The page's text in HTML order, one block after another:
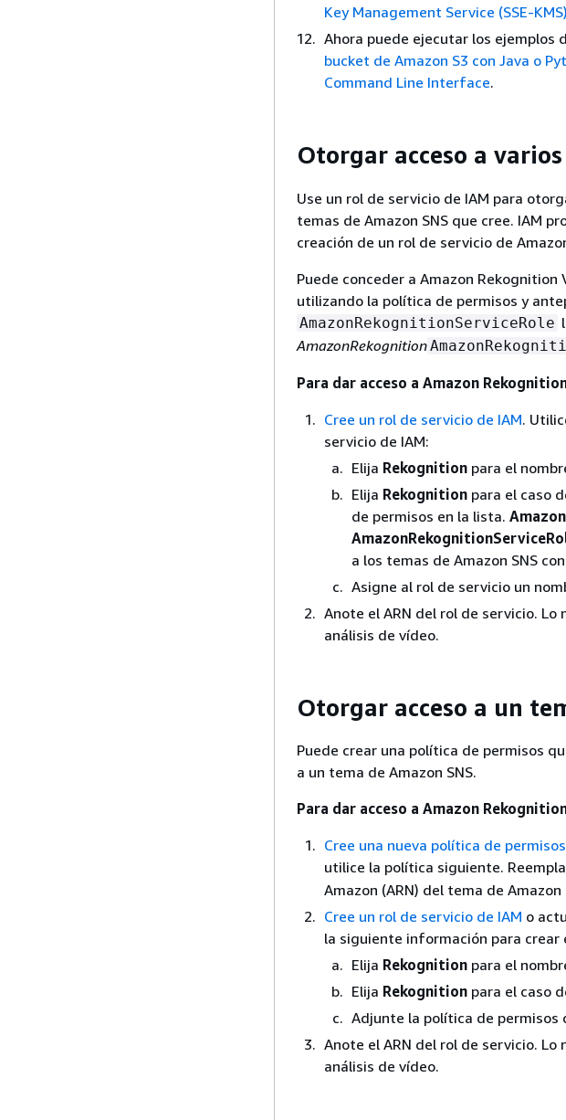
Key Management Service (SSE-KMS)
Ahora puede ejecutar los ejemplos
bucket de Amazon S3 con Java o
Command Line Interface.
Otorgar acceso a
Use un rol de servicio de IAM para
temas de Amazon SNS que cree. IAM
creación de un rol de servicio de
Puede conceder a Amazon Rekognition
utilizando la política de permisos y
AmazonRekognitionServiceRole
AmazonRekognition
Para dar acceso a Amazon
Cree un rol de servicio de IAM.
servicio de IAM:
Elija Rekognition para el
Elija Rekognition para el caso
de permisos en la lista.
a los temas de Amazon SNS
Asigne al rol de servicio un
Anote el ARN del rol de servicio.
análisis de vídeo.
Otorgar acceso a un
Puede crear una política de permisos
a un tema de Amazon SNS.
Para dar acceso a Amazon
Cree una nueva política de
utilice la política siguiente.
Amazon (ARN) del tema de Amazon
Cree un rol de servicio de IAM o
la siguiente información para crear
Elija Rekognition para el
Elija Rekognition para el caso
Adjunte la política de permisos
Anote el ARN del rol de servicio.
análisis de vídeo.